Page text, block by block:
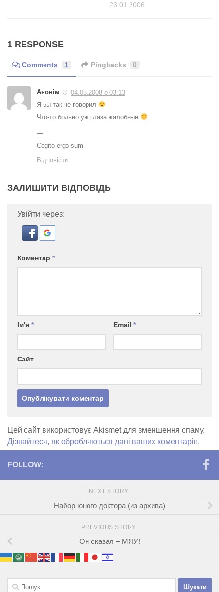
23.01.2006
1 RESPONSE
Comments 1 Pingbacks 0
Анонім
04.05.2008 о 03:13
Я бы так не говорил
Что-то больно уж глаза жалобные
—
Cogito ergo sum
Відповісти
ЗАЛИШИТИ ВІДПОВІДЬ
Увійти через:
Коментар *
Ім'я * Email *
Сайт
Цей сайт використовує Akismet для зменшення спаму.
Дізнайтеся, як обробляються дані ваших коментарів.
FOLLOW:
NEXT STORY
Набор юного доктора (из архива)
PREVIOUS STORY
Он сказал – МЯУ!
Пошук: